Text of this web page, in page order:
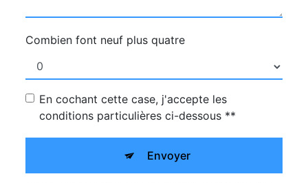
Combien font neuf plus quatre
En cochant cette case, j'accepte les
conditions particulières ci-dessous **
Envoyer